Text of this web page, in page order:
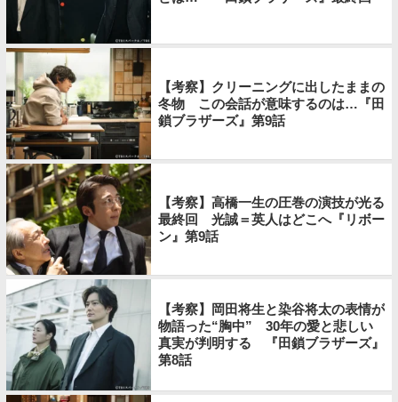
【考察】クリーニングに出したままの
冬物 この会話が意味するのは…『田
鎖ブラザーズ』第9話
【考察】高橋一生の圧巻の演技が光る
最終回 光誠＝英人はどこへ『リボー
ン』第9話
【考察】岡田将生と染谷将太の表情が
物語った“胸中” 30年の愛と悲しい
真実が判明する 『田鎖ブラザーズ』
第8話